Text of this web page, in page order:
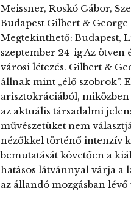
Meissner, Roskó Gábor,
Budapest Gilbert &
Megtekinthető: Budapest,
szeptember 24-ig Az
városi létezés. Gilbert &
állnak mint „élő szobrok”.
arisztokráciából,
az aktuális társadalmi
művészetüket nem
nézőkkel történő intenzív
bemutatását követően a
hatásos látvánnyal várja a
az állandó mozgásban